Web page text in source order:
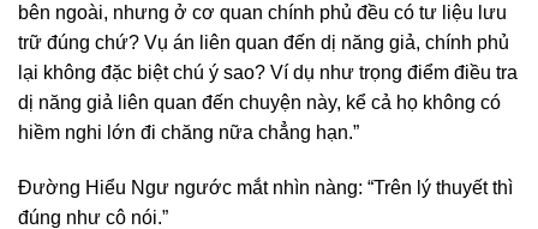
bên ngoài, nhưng ở cơ quan chính phủ đều có tư liệu lưu
trữ đúng chứ? Vụ án liên quan đến dị năng giả, chính phủ
lại không đặc biệt chú ý sao? Ví dụ như trọng điểm điều tra
dị năng giả liên quan đến chuyện này, kể cả họ không có
hiềm nghi lớn đi chăng nữa chẳng hạn.”
Đường Hiểu Ngư ngước mắt nhìn nàng: “Trên lý thuyết thì
đúng như cô nói.”